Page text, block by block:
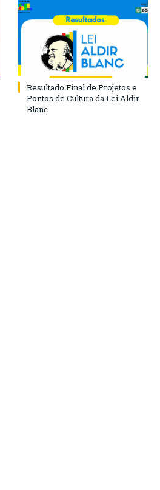
Resultado Final de Projetos e
Pontos de Cultura da Lei Aldir
Blanc